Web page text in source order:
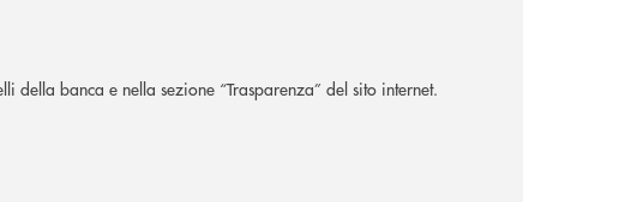
banca e nella sezione “Trasparenza” del sito internet.